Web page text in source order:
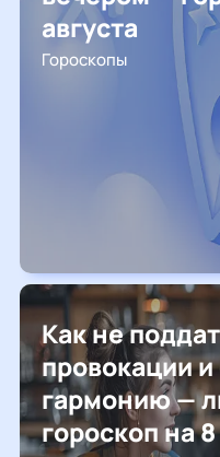
августа
Гороскопы
Как не
провокации
гармонию —
гороскоп на 8